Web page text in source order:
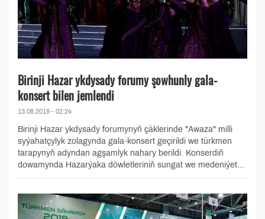
Birinji Hazar ykdysady forumy şowhunly gala-
konsert bilen jemlendi
13.08.2019 - 02:24
Birinji Hazar ykdysady forumynyň çäklerinde "Awaza" milli
syýahatçylyk zolagynda gala-konsert geçirildi we türkmen
tarapynyň adyndan agşamlyk nahary berildi. Konserdiň
dowamynda Hazarýaka döwletleriniň sungat we medeniýet...